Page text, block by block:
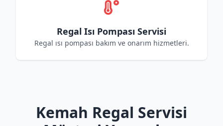
Regal Isı Pompası Servisi
Regal ısı pompası bakım ve onarım hizmetleri.
Kemah Regal Servisi